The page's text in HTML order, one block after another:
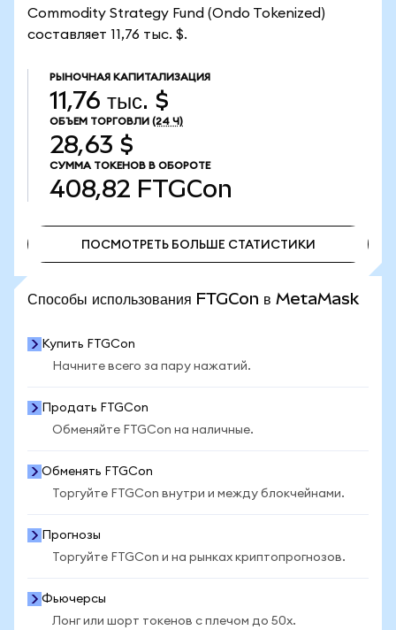
Commodity Strategy Fund (Ondo Tokenized)
составляет 11,76 тыс. $.
РЫНОЧНАЯ КАПИТАЛИЗАЦИЯ
11,76 тыс. $
ОБЪЕМ ТОРГОВЛИ (24 Ч)
28,63 $
СУММА ТОКЕНОВ В ОБОРОТЕ
408,82 FTGCon
ПОСМОТРЕТЬ БОЛЬШЕ СТАТИСТИКИ
Способы использования FTGCon в MetaMask
Купить FTGCon
Начните всего за пару нажатий.
Продать FTGCon
Обменяйте FTGCon на наличные.
Обменять FTGCon
Торгуйте FTGCon внутри и между блокчейнами.
Прогнозы
Торгуйте FTGCon и на рынках криптопрогнозов.
Фьючерсы
Лонг или шорт токенов с плечом до 50x.